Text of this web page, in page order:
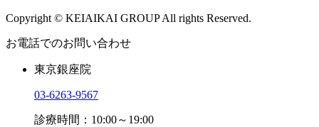
Copyright © KEIAIKAI GROUP All rights Reserved.
お電話でのお問い合わせ
東京銀座院
03-6263-9567
診療時間：10:00～19:00